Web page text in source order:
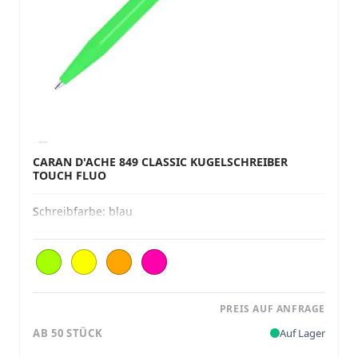
CARAN D'ACHE 849 CLASSIC KUGELSCHREIBER
TOUCH FLUO
Schreibfarbe: blau
PREIS AUF ANFRAGE
AB 50 STÜCK Auf Lager